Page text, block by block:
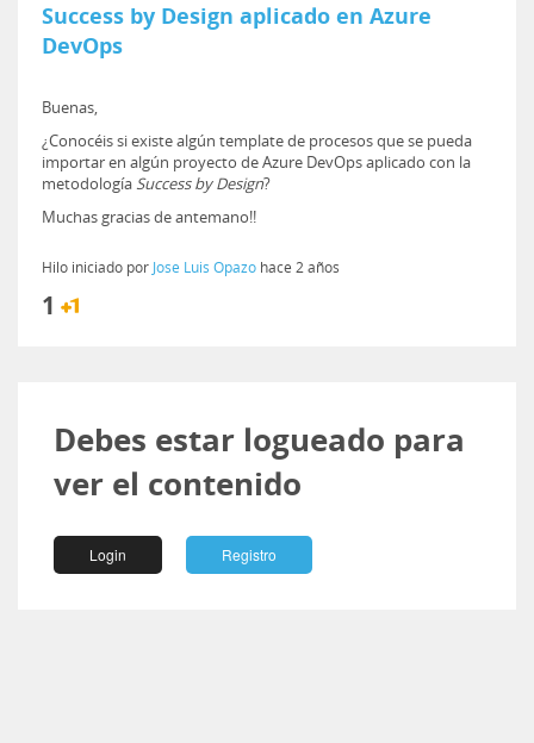
Success by Design aplicado en Azure
DevOps
Buenas,
¿Conocéis si existe algún template de procesos que se pueda
importar en algún proyecto de Azure DevOps aplicado con la
metodología Success by Design?
Muchas gracias de antemano!!
Hilo iniciado por Jose Luis Opazo hace 2 años
1
Debes estar logueado para
ver el contenido
Login Registro